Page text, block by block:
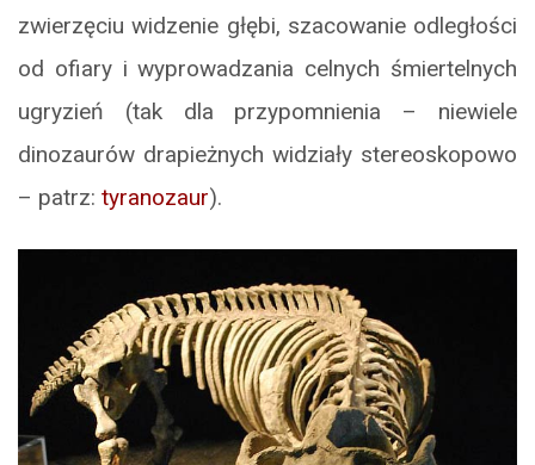
zwierzęciu widzenie głębi, szacowanie odległości
od ofiary i wyprowadzania celnych śmiertelnych
ugryzień (tak dla przypomnienia – niewiele
dinozaurów drapieżnych widziały stereoskopowo
– patrz: tyranozaur).